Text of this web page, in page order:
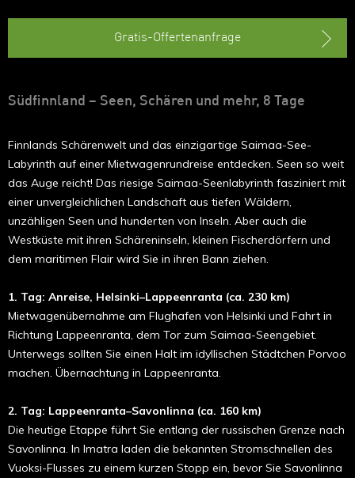
Gratis-Offertenanfrage
Südfinnland – Seen, Schären und mehr, 8 Tage
Finnlands Schärenwelt und das einzigartige Saimaa-See-
Labyrinth auf einer Mietwagenrundreise entdecken. Seen so weit
das Auge reicht! Das riesige Saimaa-Seenlabyrinth fasziniert mit
einer unvergleichlichen Landschaft aus tiefen Wäldern,
unzähligen Seen und hunderten von Inseln. Aber auch die
Westküste mit ihren Schäreninseln, kleinen Fischerdörfern und
dem maritimen Flair wird Sie in ihren Bann ziehen.
1. Tag: Anreise, Helsinki–Lappeenranta (ca. 230 km)
Mietwagenübernahme am Flughafen von Helsinki und Fahrt in
Richtung Lappeenranta, dem Tor zum Saimaa-Seengebiet.
Unterwegs sollten Sie einen Halt im idyllischen Städtchen Porvoo
machen. Übernachtung in Lappeenranta.
2. Tag: Lappeenranta–Savonlinna (ca. 160 km)
Die heutige Etappe führt Sie entlang der russischen Grenze nach
Savonlinna. In Imatra laden die bekannten Stromschnellen des
Vuoksi-Flusses zu einem kurzen Stopp ein, bevor Sie Savonlinna